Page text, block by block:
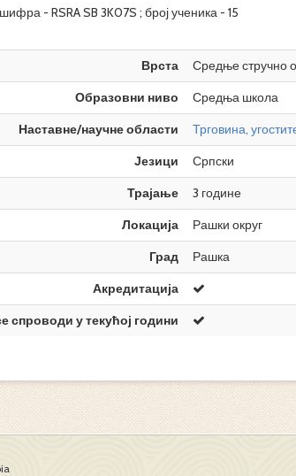
- RSRA SB 3K07S ; број ученика - 15
Врста
Средње стручно
Образовни ниво
Средња школа
Наставне/научне области
Трговина,
Језици
Српски
Трајање
3 године
Локација
Рашки округ
Град
Рашка
Акредитација
спроводи у текућој години